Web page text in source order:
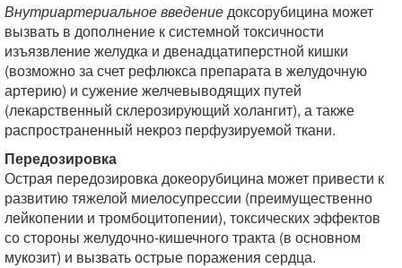
Внутриартериальное введениедоксорубицина может
вызвать в дополнение к системной токсичности
изъязвление желудка и двенадцатиперстной кишки
(возможно за счет рефлюкса препарата в желудочную
артерию) и сужение желчевыводящих путей
(лекарственный склерозирующий холангит), а также
распространенный некроз перфузируемой ткани.
Передозировка
Острая передозировка докеорубицина может привести к
развитию тяжелой миелосупрессии (преимущественно
лейкопении и тромбоцитопении), токсических эффектов
со стороны желудочно-кишечного тракта (в основном
мукозит) и вызвать острые поражения сердца.